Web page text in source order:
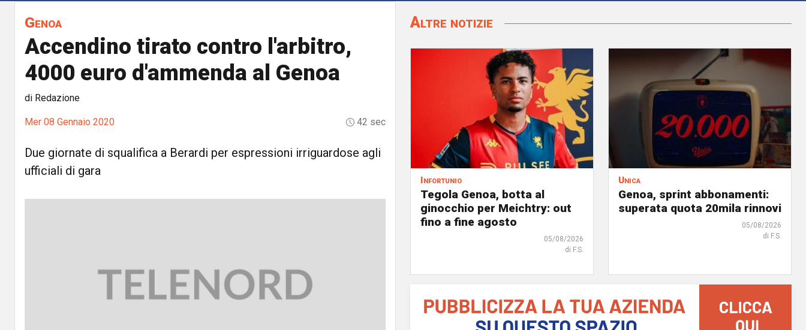
Genoa
Accendino tirato contro l'arbitro,
4000 euro d'ammenda al Genoa
di Redazione
Mer 08 Gennaio 2020 42 sec
Due giornate di squalifica a Berardi per espressioni irriguardose agli
ufficiali di gara
Altre notizie
Infortunio
Tegola Genoa, botta al
ginocchio per Meichtry: out
fino a fine agosto
05/08/2026
di F.S.
Unica
Genoa, sprint abbonamenti:
superata quota 20mila rinnovi
05/08/2026
di F.S.